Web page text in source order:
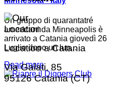
Un gruppo di quarantatré
americani da Minneapolis è
arrivato a Catania giovedì 26
Luglio dopo un lun...
Read more
Location a Catania
Via Galati, 85
95126 Catania (CT)